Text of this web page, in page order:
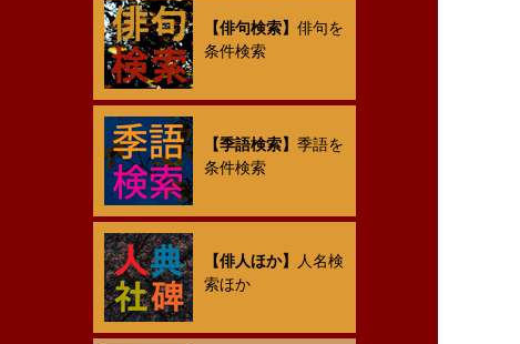
【俳句検索】俳句を
条件検索
【季語検索】季語を
条件検索
【俳人ほか】 人名検
索ほか